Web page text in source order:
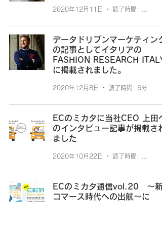
2020年12月11日
データドリブンマーケティング
の記事としてイタリアの
FASHION RESEARCH ITALY
に掲載されました。
2020年12月8日 読了時間: 6分
ECのミカタに当社CEO 上田へ
のインタビュー記事が掲載され
ました
2020年10月22日
ECのミカタ通信vol.20 ～新
コマース時代への出航～に